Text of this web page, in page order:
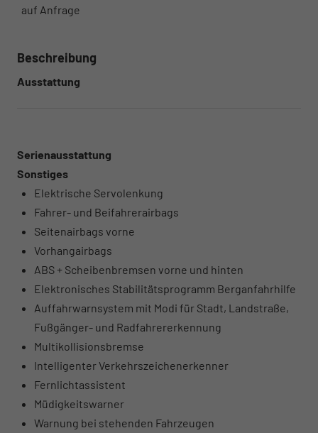
auf Anfrage
Beschreibung
Ausstattung
Serienausstattung
Sonstiges
Elektrische Servolenkung
Fahrer- und Beifahrerairbags
Seitenairbags vorne
Vorhangairbags
ABS + Scheibenbremsen vorne und hinten
Elektronisches Stabilitätsprogramm Berganfahrhilfe
Auffahrwarnsystem mit Modi für Stadt, Landstraße,
Fußgänger- und Radfahrererkennung
Multikollisionsbremse
Intelligenter Verkehrszeichenerkenner
Fernlichtassistent
Müdigkeitswarner
Warnung bei stehenden Fahrzeugen